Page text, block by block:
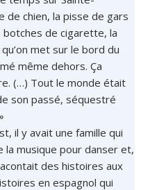
de chien, la pisse de gars
botches de cigarette, la
met sur le bord du
même dehors. Ça
(…) Tout le monde était
son passé, séquestré
il y avait une famille qui
musique pour danser et,
des histoires aux
en espagnol qui